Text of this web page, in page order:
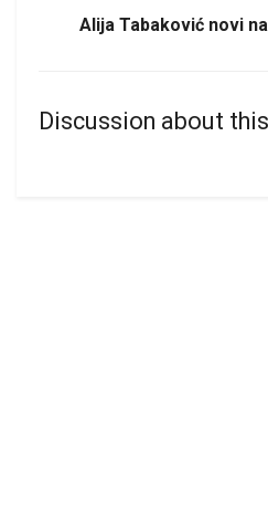
Alija Tabaković novi
Discussion about